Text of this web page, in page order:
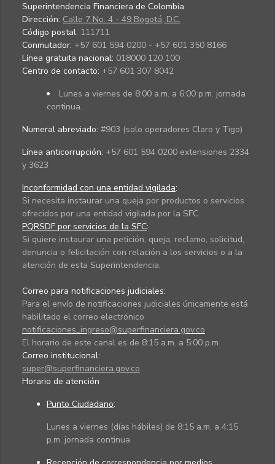
Superintendencia Financiera de Colombia
Dirección: Calle 7 No. 4 - 49 Bogotá, D.C.
Código postal: 111711
Conmutador: +57 601 594 0200 - +57 601 350 8166
Línea gratuita nacional: 018000 120 100
Centro de contacto: +57 601 307 8042
Lunes a viernes de 8:00 a.m. a 6:00 p.m. jornada
continua.
Numeral abreviado: #903 (solo operadores Claro y Tigo)
Línea anticorrupción: +57 601 594 0200 extensiones 2334
y 3623
Inconformidad con una entidad vigilada:
Si necesita instaurar una queja por productos o servicios
ofrecidos por una entidad vigilada por la SFC.
PQRSDF por servicios de la SFC:
Si quiere instaurar una petición, queja, reclamo, solicitud,
denuncia o felicitación con relación a los servicios o a la
atención de esta Superintendencia.
Correo para notificaciones judiciales:
Para el envío de notificaciones judiciales únicamente está
habilitado el correo electrónico
notificaciones_ingreso@superfinanciera.gov.co
El horario de este canal es de 8:15 a.m. a 5:00 p.m.
Correo institucional:
super@superfinanciera.gov.co
Horario de atención
Punto Ciudadano:
Lunes a viernes (días hábiles) de 8:15 a.m. a 4:15
p.m. jornada continua